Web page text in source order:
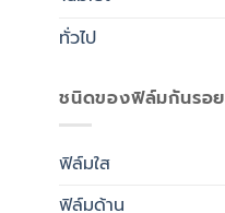
ทั่วไป
ชนิดของฟิล์มกันรอย
ฟิล์มใส
ฟิล์มด้าน